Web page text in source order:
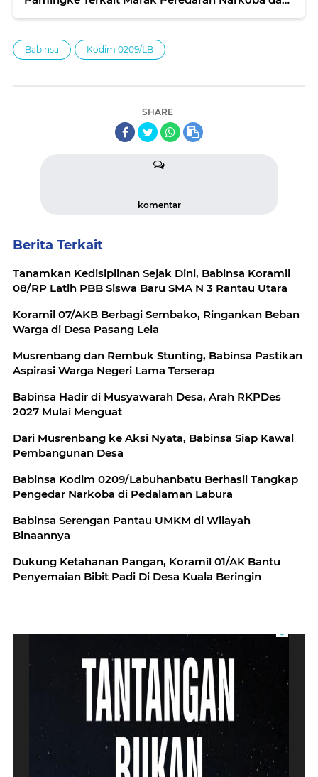
Babinsa Kodim 0209/LB
SHARE
komentar
Berita Terkait
Tanamkan Kedisiplinan Sejak Dini, Babinsa Koramil
08/RP Latih PBB Siswa Baru SMA N 3 Rantau Utara
Koramil 07/AKB Berbagi Sembako, Ringankan Beban
Warga di Desa Pasang Lela
Musrenbang dan Rembuk Stunting, Babinsa Pastikan
Aspirasi Warga Negeri Lama Terserap
Babinsa Hadir di Musyawarah Desa, Arah RKPDes
2027 Mulai Menguat
Dari Musrenbang ke Aksi Nyata, Babinsa Siap Kawal
Pembangunan Desa
Babinsa Kodim 0209/Labuhanbatu Berhasil Tangkap
Pengedar Narkoba di Pedalaman Labura
Babinsa Serengan Pantau UMKM di Wilayah
Binaannya
Dukung Ketahanan Pangan, Koramil 01/AK Bantu
Penyemaian Bibit Padi Di Desa Kuala Beringin